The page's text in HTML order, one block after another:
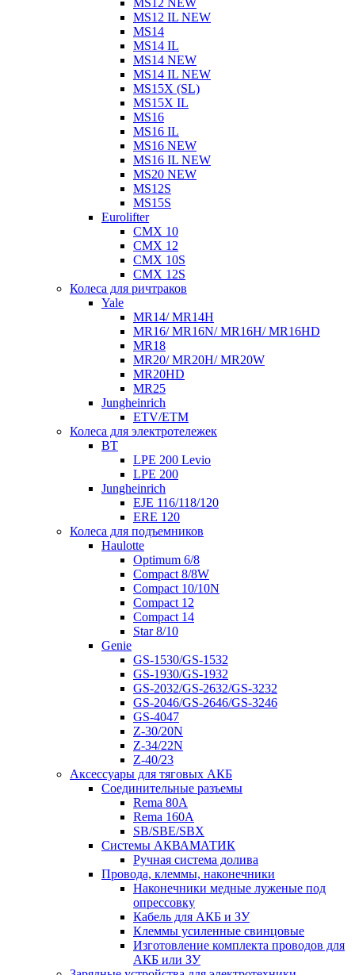
MS12 IL NEW
MS14
MS14 IL
MS14 NEW
MS14 IL NEW
MS15X (SL)
MS15X IL
MS16
MS16 IL
MS16 NEW
MS16 IL NEW
MS20 NEW
MS12S
MS15S
Eurolifter
CMX 10
CMX 12
CMX 10S
CMX 12S
Колеса для ричтраков
Yale
MR14/ MR14H
MR16/ MR16N/ MR16H/ MR16HD
MR18
MR20/ MR20H/ MR20W
MR20HD
MR25
Jungheinrich
ETV/ETM
Колеса для электротележек
BT
LPE 200 Levio
LPE 200
Jungheinrich
EJE 116/118/120
ERE 120
Колеса для подъемников
Haulotte
Optimum 6/8
Compact 8/8W
Compact 10/10N
Compact 12
Compact 14
Star 8/10
Genie
GS-1530/GS-1532
GS-1930/GS-1932
GS-2032/GS-2632/GS-3232
GS-2046/GS-2646/GS-3246
GS-4047
Z-30/20N
Z-34/22N
Z-40/23
Аксессуары для тяговых АКБ
Соединительные разъемы
Rema 80A
Rema 160A
SB/SBE/SBX
Системы АКВАМАТИК
Ручная система долива
Провода, клеммы, наконечники
Наконечники медные луженые под
опрессовку
Кабель для АКБ и ЗУ
Клеммы усиленные свинцовые
Изготовление комплекта проводов для
АКБ или ЗУ